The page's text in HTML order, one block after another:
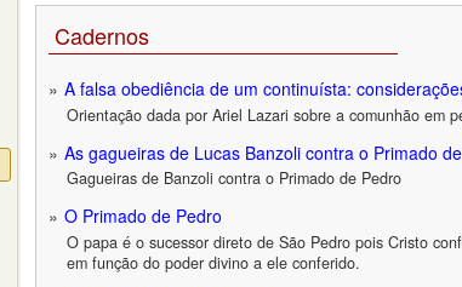
Cadernos
A falsa obediência de um continuísta:
Orientação dada por Ariel Lazari sobre a comunhão em
As gagueiras de Lucas Banzoli contra o Primado
Gagueiras de Banzoli contra o Primado de Pedro
O Primado de Pedro
O papa é o sucessor direto de São Pedro pois Cristo
em função do poder divino a ele conferido.